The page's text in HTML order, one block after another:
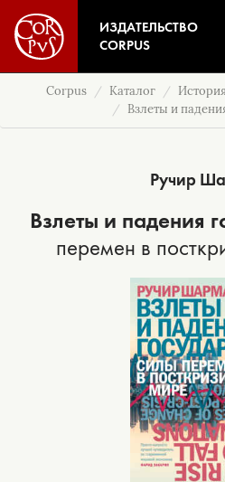
ИЗДАТЕЛЬСТВО
CORPUS
Corpus Каталог
Взлеты и
Ручир
Взлеты и падения
перемен в